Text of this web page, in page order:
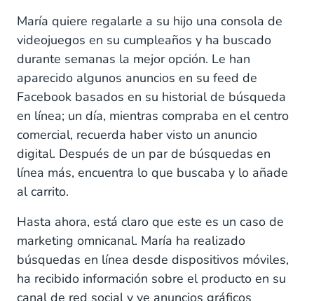
María quiere regalarle a su hijo una consola de
videojuegos en su cumpleaños y ha buscado
durante semanas la mejor opción. Le han
aparecido algunos anuncios en su feed de
Facebook basados en su historial de búsqueda
en línea; un día, mientras compraba en el centro
comercial, recuerda haber visto un anuncio
digital. Después de un par de búsquedas en
línea más, encuentra lo que buscaba y lo añade
al carrito.
Hasta ahora, está claro que este es un caso de
marketing omnicanal. María ha realizado
búsquedas en línea desde dispositivos móviles,
ha recibido información sobre el producto en su
canal de red social y ve anuncios gráficos